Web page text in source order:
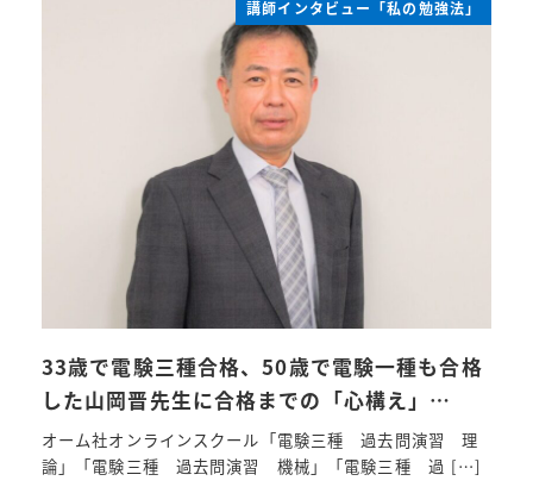
講師インタビュー「私の勉強法」
33歳で電験三種合格、50歳で電験一種も合格
した山岡晋先生に合格までの「心構え」…
オーム社オンラインスクール「電験三種 過去問演習 理
論」「電験三種 過去問演習 機械」「電験三種 過 […]